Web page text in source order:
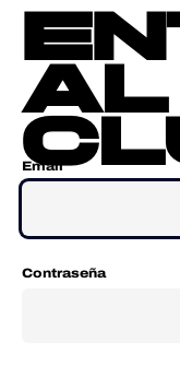
al
Email
Contraseña